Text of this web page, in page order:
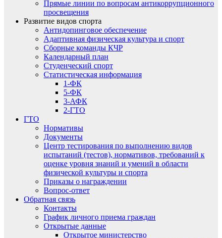
Прямые линии по вопросам антикоррупционного
просвещения
Развитие видов спорта
Антидопинговое обеспечение
Адаптивная физическая культура и спорт
Сборные команды КЧР
Календарный план
Студенческий спорт
Статистическая информация
1-ФК
5-ФК
3-АФК
2-ГТО
ГТО
Нормативы
Документы
Центр тестирования по выполнению видов
испытаний (тестов), нормативов, требований к
оценке уровня знаний и умений в области
физической культуры и спорта
Приказы о награждении
Вопрос-ответ
Обратная связь
Контакты
График личного приема граждан
Открытые данные
Открытое министерство